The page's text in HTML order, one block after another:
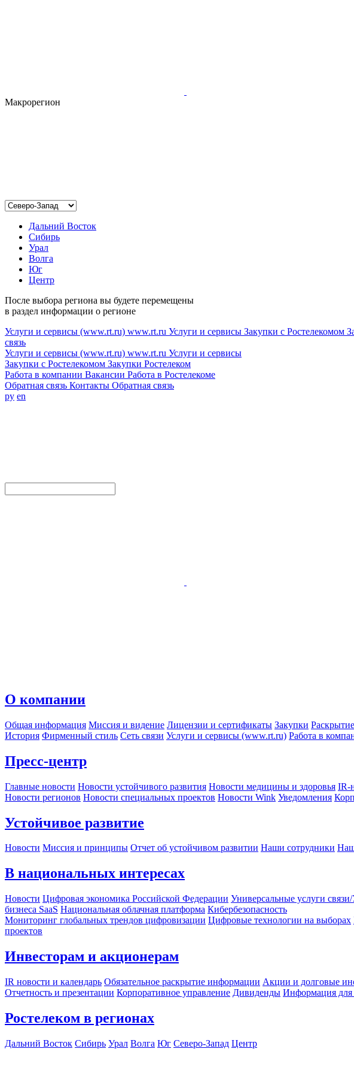
Макрорегион
Дальний Восток
Сибирь
Урал
Волга
Юг
Центр
После выбора региона вы будете перемещены
в раздел информации о регионе
Услуги и сервисы (www.rt.ru) www.rt.ru Услуги и сервисы Закупки с Ростелекомом
связь
Услуги и сервисы (www.rt.ru) www.rt.ru Услуги и сервисы
Закупки с Ростелекомом Закупки Ростелеком
Работа в компании Вакансии Работа в Ростелекоме
Обратная связь Контакты Обратная связь
ру en
О компании
Общая информация Миссия и видение Лицензии и сертификаты Закупки
История Фирменный стиль Сеть связи Услуги и сервисы (www.rt.ru) Работа в
Пресс-центр
Главные новости Новости устойчивого развития Новости медицины и здоровья IR-
Новости регионов Новости специальных проектов Новости Wink Уведомления
Устойчивое развитие
Новости Миссия и принципы Отчет об устойчивом развитии Наши сотрудники
В национальных интересах
Новости Цифровая экономика Российской Федерации Универсальные услуги
бизнеса SaaS Национальная облачная платформа Кибербезопасность
Мониторинг глобальных трендов цифровизации Цифровые технологии на выборах
проектов
Инвесторам и акционерам
IR новости и календарь Обязательное раскрытие информации Акции и долговые
Отчетность и презентации Корпоративное управление Дивиденды Информация для
Ростелеком в регионах
Дальний Восток Сибирь Урал Волга Юг Северо-Запад Центр